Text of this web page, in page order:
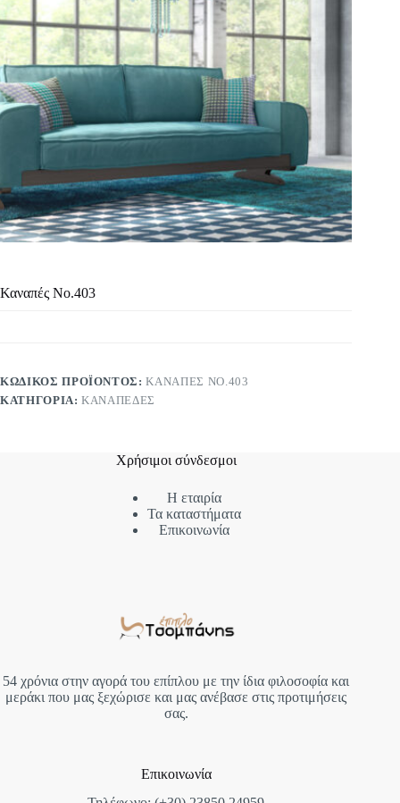
Καναπές Νο.403
ΚΩΔΙΚΌΣ ΠΡΟΪΌΝΤΟΣ:ΚΑΝΑΠΈΣ ΝΟ.403
ΚΑΤΗΓΟΡΊΑ:ΚΑΝΑΠΈΔΕΣ
Χρήσιμοι σύνδεσμοι
Η εταιρία
Τα καταστήματα
Επικοινωνία
54 χρόνια στην αγορά του επίπλου με την ίδια φιλοσοφία και
μεράκι που μας ξεχώρισε και μας ανέβασε στις προτιμήσεις
σας.
Επικοινωνία